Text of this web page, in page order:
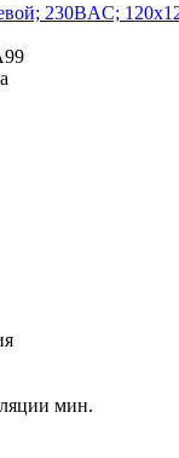
230ВAC;
мин.